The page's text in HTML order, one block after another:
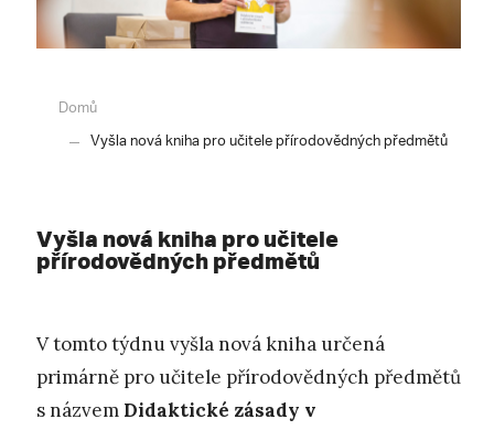
Domů
Vyšla nová kniha pro učitele přírodovědných předmětů
Vyšla nová kniha pro učitele
přírodovědných předmětů
V tomto týdnu vyšla nová kniha určená
primárně pro učitele přírodovědných předmětů
s názvem Didaktické zásady v